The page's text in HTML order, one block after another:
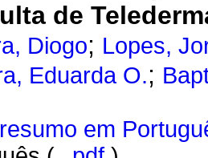
de
Diogo; Lopes,
Eduarda O.;
resumo em